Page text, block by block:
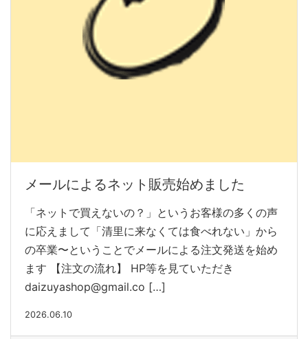
メールによるネット販売始めました
「ネットで買えないの？」というお客様の多くの声
に応えまして「清里に来なくては食べれない」から
の卒業〜ということでメールによる注文発送を始め
ます 【注文の流れ】 HP等を見ていただき
daizuyashop@gmail.co […]
2026.06.10